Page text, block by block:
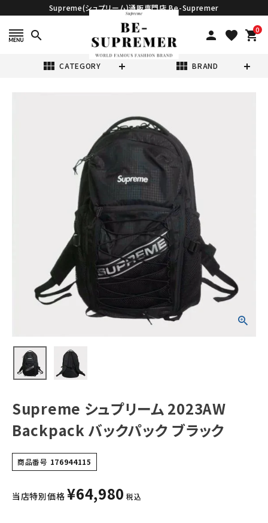
Supreme(シュプリーム)通販専門店 Be-Supremer
search person favorite 0
shopping_cart
view_module CATEGORY view_module BRAND
クパック ブラック
NEW ITEMS
Tシャツ・ロングスリーブ
パーカー・トレーナー
キャップ・ハット
バックパック・リュック
その他バッグ類
Supreme シュプリーム 2023AW
Backpack バックパック ブラック
商品番号 176944115
当店特別価格 ¥64,980 税込